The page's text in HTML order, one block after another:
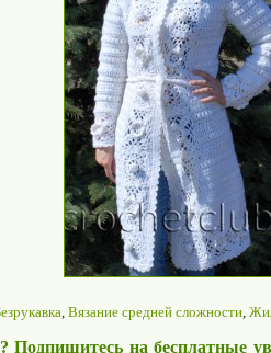
Вязание средней сложности
Подпишитесь на бесплатные